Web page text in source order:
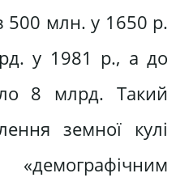
500 млн. у 1650 р.
у 1981 р., а до
8 млрд. Такий
земної кулі